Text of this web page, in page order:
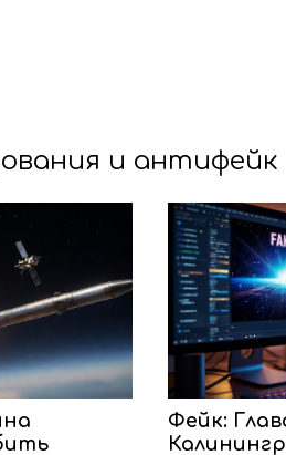
и антифейк
Фейк: